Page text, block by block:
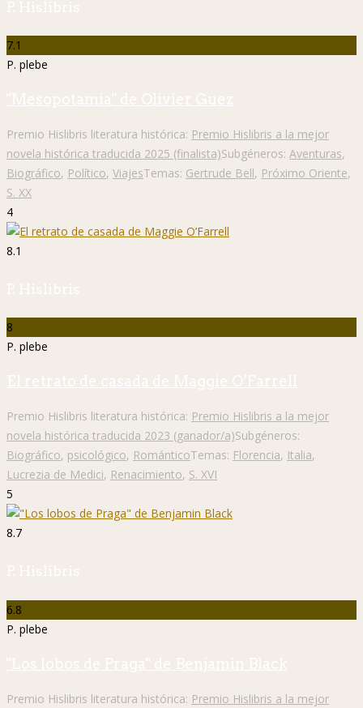
P. Hislibris
7.1
P. plebe
"Mesopotamia" de Olivier Guez
Premio Hislibris literatura histórica: Premio Hislibris a la mejor
novela histórica traducida 2025 (finalista)Subgéneros: Aventuras,
Biográfico, Político, ViajesTemas: Gertrude Bell, Próximo Oriente,
S. XX
4
8.1
P. Hislibris
8
P. plebe
El retrato de casada de Maggie O’Farrell
Premio Hislibris literatura histórica: Premio Hislibris a la mejor
novela histórica traducida 2023 (ganador/a)Subgéneros:
Biográfico, psicológico, RománticoTemas: Florencia, Italia,
Lucrezia de Medici, Renacimiento, S. XVI
5
8.7
P. Hislibris
6.8
P. plebe
"Los lobos de Praga" de Benjamin Black
Premio Hislibris literatura histórica: Premio Hislibris a la mejor